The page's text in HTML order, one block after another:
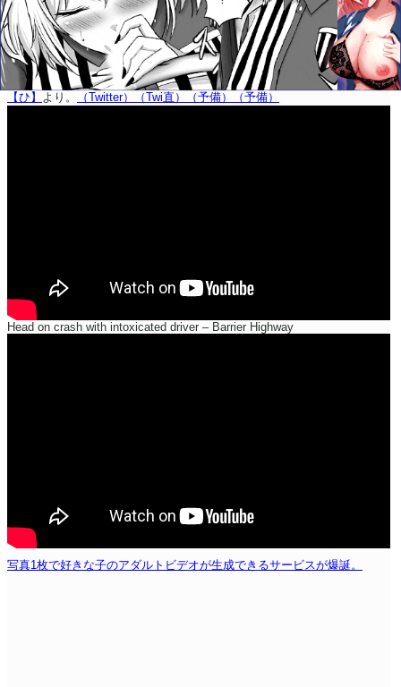
【ひ】 より。 （Twitter） （Twi直） （予備） （予備）
Head on crash with intoxicated driver – Barrier Highway
写真1枚で好きな子のアダルトビデオが生成できるサービスが爆誕。